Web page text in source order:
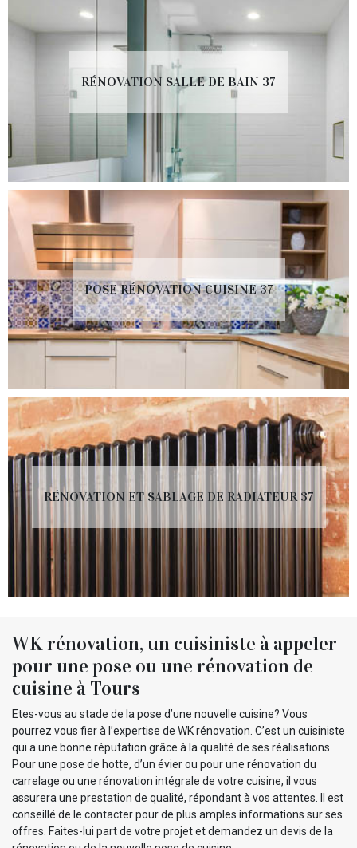
RÉNOVATION SALLE DE BAIN 37
POSE RÉNOVATION CUISINE 37
RÉNOVATION ET SABLAGE DE RADIATEUR 37
WK rénovation, un cuisiniste à appeler
pour une pose ou une rénovation de
cuisine à Tours
Etes-vous au stade de la pose d’une nouvelle cuisine? Vous
pourrez vous fier à l’expertise de WK rénovation. C’est un cuisiniste
qui a une bonne réputation grâce à la qualité de ses réalisations.
Pour une pose de hotte, d’un évier ou pour une rénovation du
carrelage ou une rénovation intégrale de votre cuisine, il vous
assurera une prestation de qualité, répondant à vos attentes. Il est
conseillé de le contacter pour de plus amples informations sur ses
offres. Faites-lui part de votre projet et demandez un devis de la